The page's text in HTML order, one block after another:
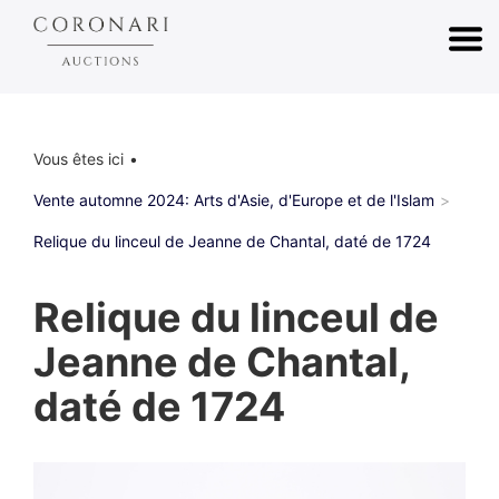
Vous êtes ici
Vente automne 2024: Arts d'Asie, d'Europe et de l'Islam
Relique du linceul de Jeanne de Chantal, daté de 1724
Relique du linceul de
Jeanne de Chantal,
daté de 1724